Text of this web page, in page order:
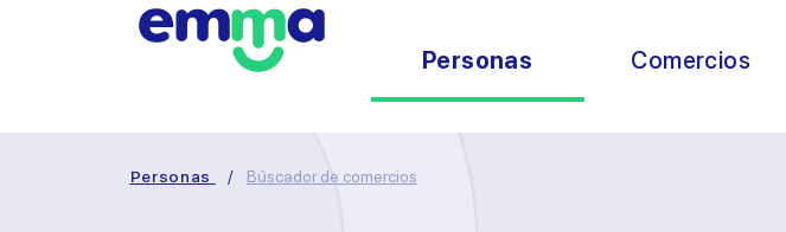
Personas Comercios
Personas / Búscador de comercios